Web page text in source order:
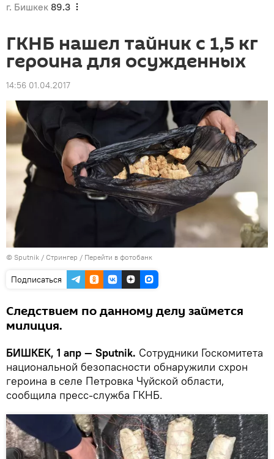
г. Бишкек 89.3
ГКНБ нашел тайник с 1,5 кг
героина для осужденных
14:56 01.04.2017
© Sputnik / Стрингер / Перейти в фотобанк
Подписаться
Следствием по данному делу займется
милиция.
БИШКЕК, 1 апр — Sputnik. Сотрудники Госкомитета
национальной безопасности обнаружили схрон
героина в селе Петровка Чуйской области,
сообщила пресс-служба ГКНБ.